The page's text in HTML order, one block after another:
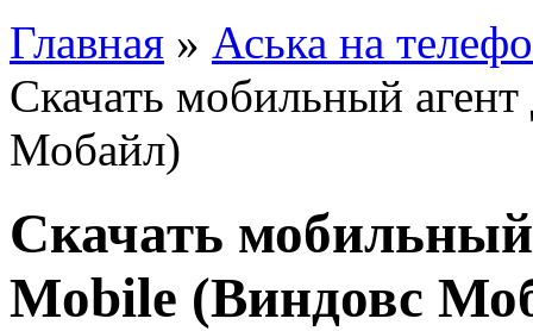
Главная » Аська на
Скачать мобильный
Мобайл)
Скачать
Mobile (Виндовс